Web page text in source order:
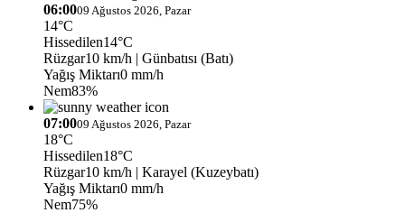
06:0009 Ağustos 2026, Pazar
14°C
Hissedilen14°C
Rüzgar10 km/h | Günbatısı (Batı)
Yağış Miktarı0 mm/h
Nem83%
07:0009 Ağustos 2026, Pazar
18°C
Hissedilen18°C
Rüzgar10 km/h | Karayel (Kuzeybatı)
Yağış Miktarı0 mm/h
Nem75%